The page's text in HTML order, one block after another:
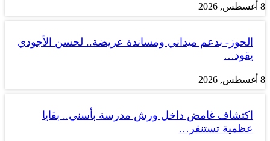
8 أغسطس, 2026
الحوز- بدعم ميداني ومساندة عريضة.. لحسن الأجودي
يقود…
8 أغسطس, 2026
اكتشاف غامض داخل ورش مدرسة بأسني.. بقايا
عظمية تستنفر…